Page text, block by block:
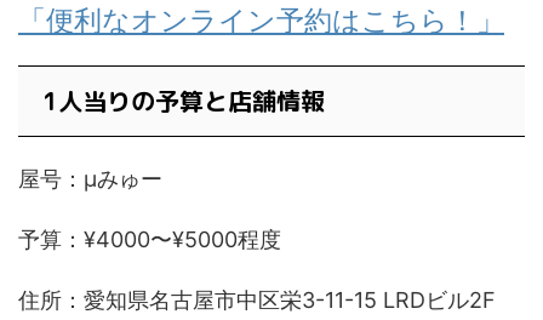
「便利なオンライン予約はこちら！」
1人当りの予算と店舗情報
屋号：μみゅー
予算：¥4000〜¥5000程度
住所：愛知県名古屋市中区栄3-11-15 LRDビル2F